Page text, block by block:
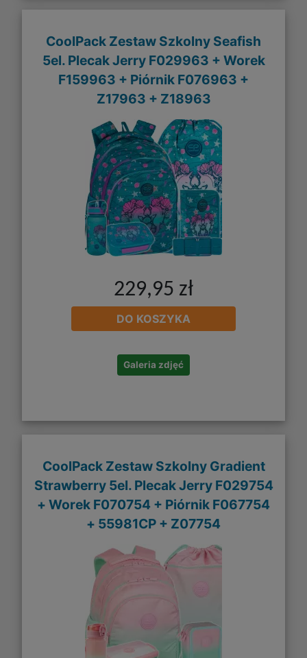
CoolPack Zestaw Szkolny Seafish
5el. Plecak Jerry F029963 + Worek
F159963 + Piórnik F076963 +
Z17963 + Z18963
229,95 zł
DO KOSZYKA
Galeria zdjęć
CoolPack Zestaw Szkolny Gradient
Strawberry 5el. Plecak Jerry F029754
+ Worek F070754 + Piórnik F067754
+ 55981CP + Z07754